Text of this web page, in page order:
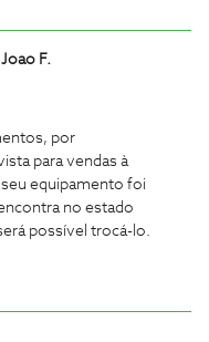
F.
por
para vendas à
equipamento foi
no estado
possível trocá-lo.